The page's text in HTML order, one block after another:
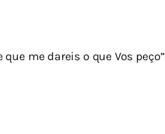
me dareis o que Vos peço”